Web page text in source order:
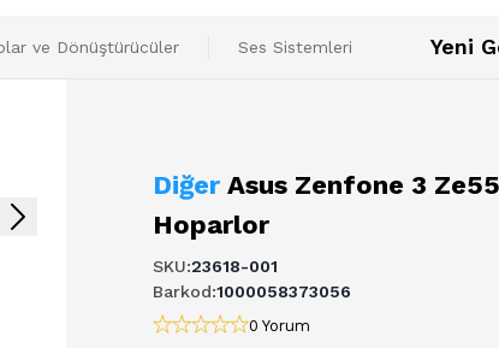
ve Dönüştürücüler Ses Sistemleri Yeni
Diğer Asus Zenfone 3
Hoparlor
SKU:23618-001
Barkod:1000058373056
0 Yorum